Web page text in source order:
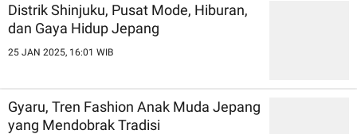
Distrik Shinjuku, Pusat Mode, Hiburan,
dan Gaya Hidup Jepang
25 JAN 2025, 16:01 WIB
Gyaru, Tren Fashion Anak Muda Jepang
yang Mendobrak Tradisi